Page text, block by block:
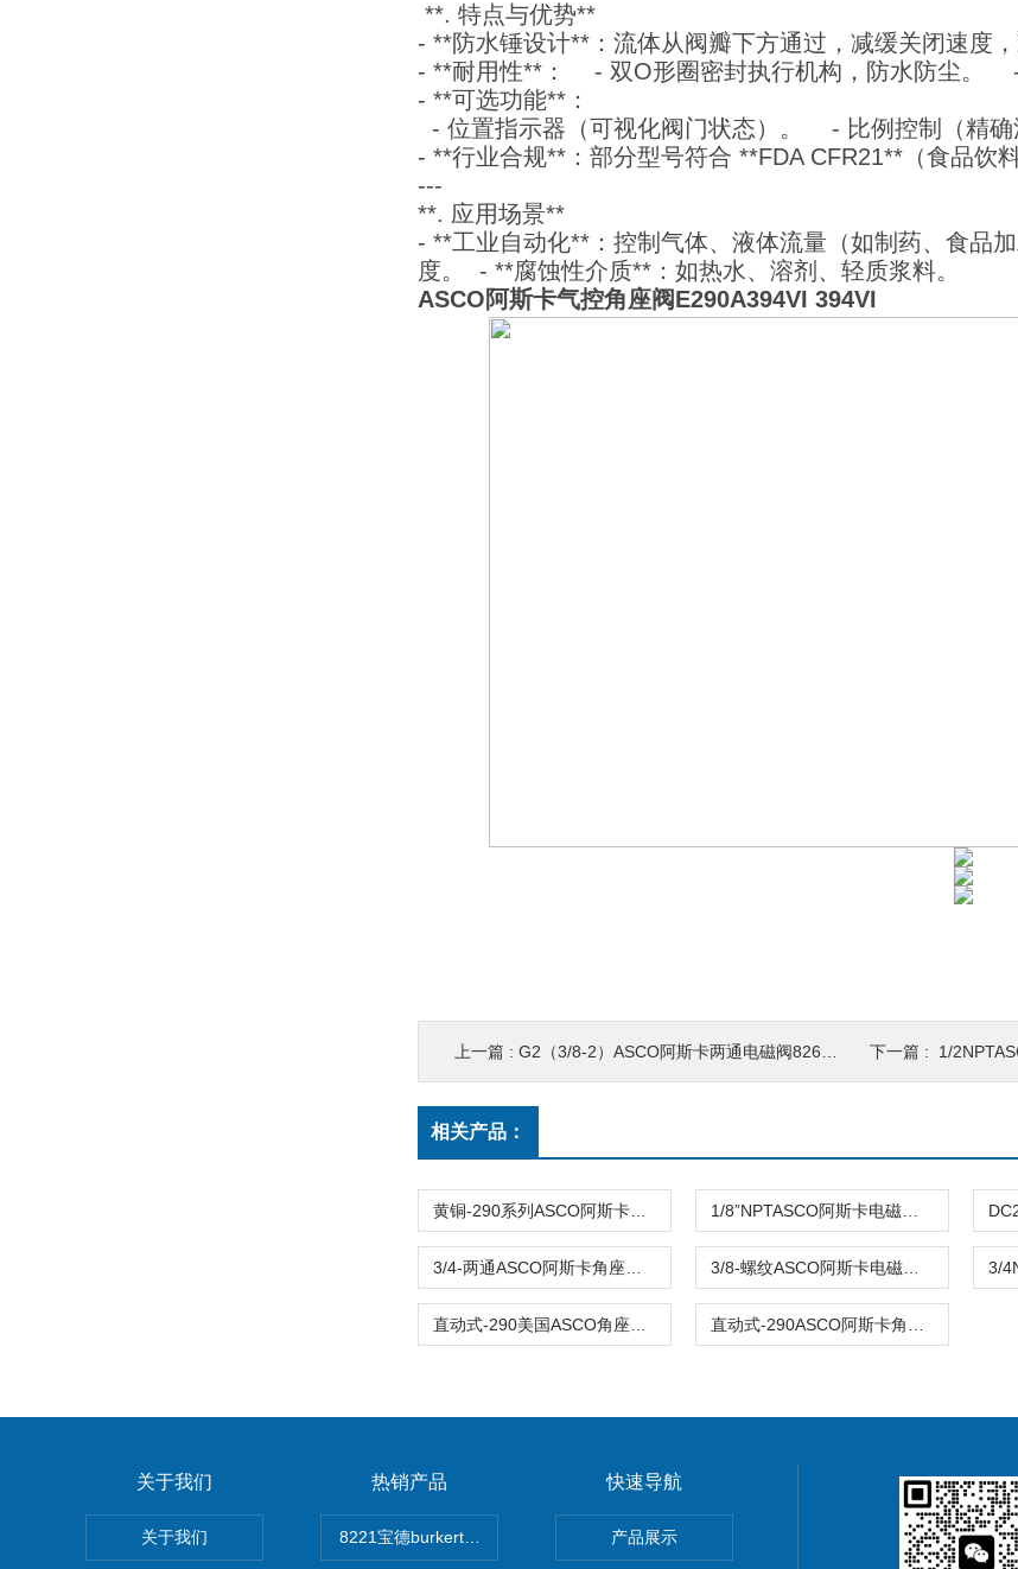
**. 特点与优势**
- **防水锤设计**：流体从阀瓣下方通过，减缓关闭速度
- **耐用性**： - 双O形圈密封执行机构，防水防尘。 -
- **可选功能**：
- 位置指示器（可视化阀门状态）。 - 比例控制（精确
- **行业合规**：部分型号符合 **FDA CFR21**（食品饮
---
**. 应用场景**
- **工业自动化**：控制气体、液体流量（如制药、食品
度。 - **腐蚀性介质**：如热水、溶剂、轻质浆料。
ASCO阿斯卡气控角座阀E290A394VI 394VI
上一篇 : G2（3/8-2）ASCO阿斯卡两通电磁阀8263H210LT 24VDC 下一篇 : 1/2NPTASCO
相关产品：
关于我们
关于我们
热销产品
8221宝德burkert电导率探头卫生级电导传感器
快速导航
产品展示